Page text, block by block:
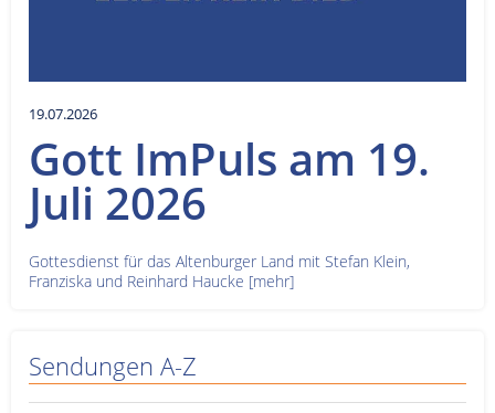
19.07.2026
Gott ImPuls am 19.
Juli 2026
Gottesdienst für das Altenburger Land mit Stefan Klein,
Franziska und Reinhard Haucke [mehr]
Sendungen A-Z